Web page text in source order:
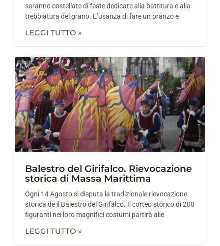
saranno costellate di feste dedicate alla battitura e alla
trebbiatura del grano. L’usanza di fare un pranzo e
LEGGI TUTTO »
Balestro del Girifalco. Rievocazione
storica di Massa Marittima
Ogni 14 Agosto si disputa la tradizionale rievocazione
storica de il Balestro del Girifalco. Il corteo storico di 200
figuranti nei loro magnifici costumi partirà alle
LEGGI TUTTO »